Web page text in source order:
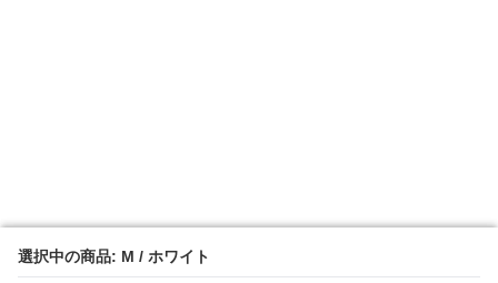
選択中の商品: M / ホワイト
選択中の商品: M / ホワイト